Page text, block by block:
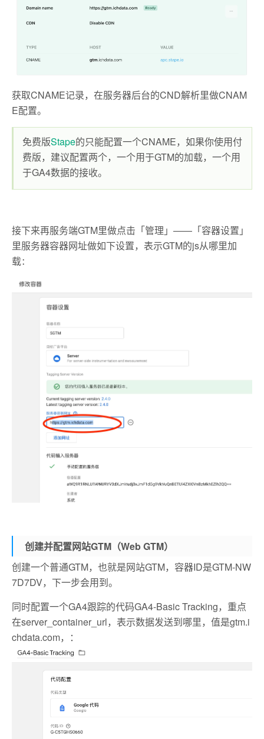
获取CNAME记录，在服务器后台的CND解析里做CNAM
E配置。
免费版Stape的只能配置一个CNAME，如果你使用付
费版，建议配置两个，一个用于GTM的加载，一个用
于GA4数据的接收。
接下来再服务端GTM里做点击「管理」——「容器设置」
里服务器容器网址做如下设置，表示GTM的js从哪里加
载：
创建并配置网站GTM（Web GTM）
创建一个普通GTM，也就是网站GTM，容器ID是GTM-NW
7D7DV，下一步会用到。
同时配置一个GA4跟踪的代码GA4-Basic Tracking，重点
在server_container_url，表示数据发送到哪里，值是gtm.i
chdata.com，：